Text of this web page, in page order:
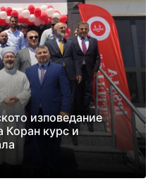
изповедание
Коран курс и